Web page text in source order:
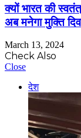
क्यों भारत की
अब मनेगा मुक्ति
March 13, 2024
Check Also
Close
देश